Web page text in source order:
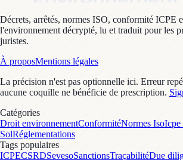
Décrets, arrêtés, normes ISO, conformité ICPE
l'environnement décrypté, lu et traduit pour les
juristes.
À proposMentions légales
La précision n'est pas optionnelle ici. Erreur
aucune coquille ne bénéficie de prescription.
Catégories
Droit environnementConformitéNormes IsoIcpe
SolRéglementations
Tags populaires
ICPECSRDSevesoSanctionsTraçabilitéDue